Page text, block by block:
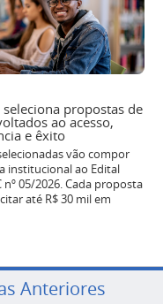
seleciona propostas de
ao acesso,
e êxito
vão compor
institucional ao Edital
nº 05/2026. Cada proposta
até R$ 30 mil em
Anteriores